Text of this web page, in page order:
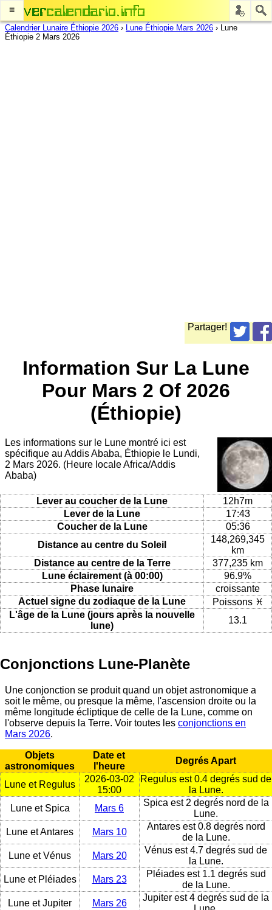
≡
Calendrier Lunaire Éthiopie 2026 › Lune Éthiopie Mars 2026 › Lune
Éthiopie 2 Mars 2026
Partager!
Information Sur La Lune
Pour Mars 2 Of 2026
(Éthiopie)
Les informations sur le Lune montré ici est
spécifique au Addis Ababa, Éthiopie le Lundi,
2 Mars 2026. (Heure locale Africa/Addis
Ababa)
Lever au coucher de la Lune
12h7m
Lever de la Lune
17:43
Coucher de la Lune
05:36
Distance au centre du Soleil
148,269,345
km
Distance au centre de la Terre
377,235 km
Lune éclairement (à 00:00)
96.9%
Phase lunaire
croissante
Actuel signe du zodiaque de la Lune
Poissons ♓
L'âge de la Lune (jours après la nouvelle
lune)
13.1
Conjonctions Lune-Planète
Une conjonction se produit quand un objet astronomique a
soit le même, ou presque la même, l'ascension droite ou la
même longitude écliptique de celle de la Lune, comme on
l'observe depuis la Terre. Voir toutes les conjonctions en
Mars 2026.
Objets
astronomiques
Date et
l'heure
Degrés Apart
Lune et Regulus
2026-03-02
15:00
Regulus est 0.4 degrés sud de
la Lune.
Lune et Spica
Mars 6
Spica est 2 degrés nord de la
Lune.
Lune et Antares
Mars 10
Antares est 0.8 degrés nord
de la Lune.
Lune et Vénus
Mars 20
Vénus est 4.7 degrés sud de
la Lune.
Lune et Pléiades
Mars 23
Pléiades est 1.1 degrés sud
de la Lune.
Lune et Jupiter
Mars 26
Jupiter est 4 degrés sud de la